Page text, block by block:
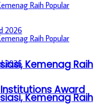
Kemenag Raih
Award
Kemenag Raih